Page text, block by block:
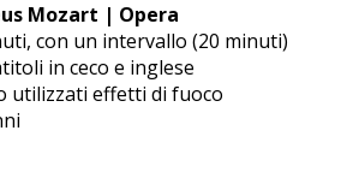
Mozart | Opera
con un intervallo (20 minuti)
in ceco e inglese
utilizzati effetti di fuoco